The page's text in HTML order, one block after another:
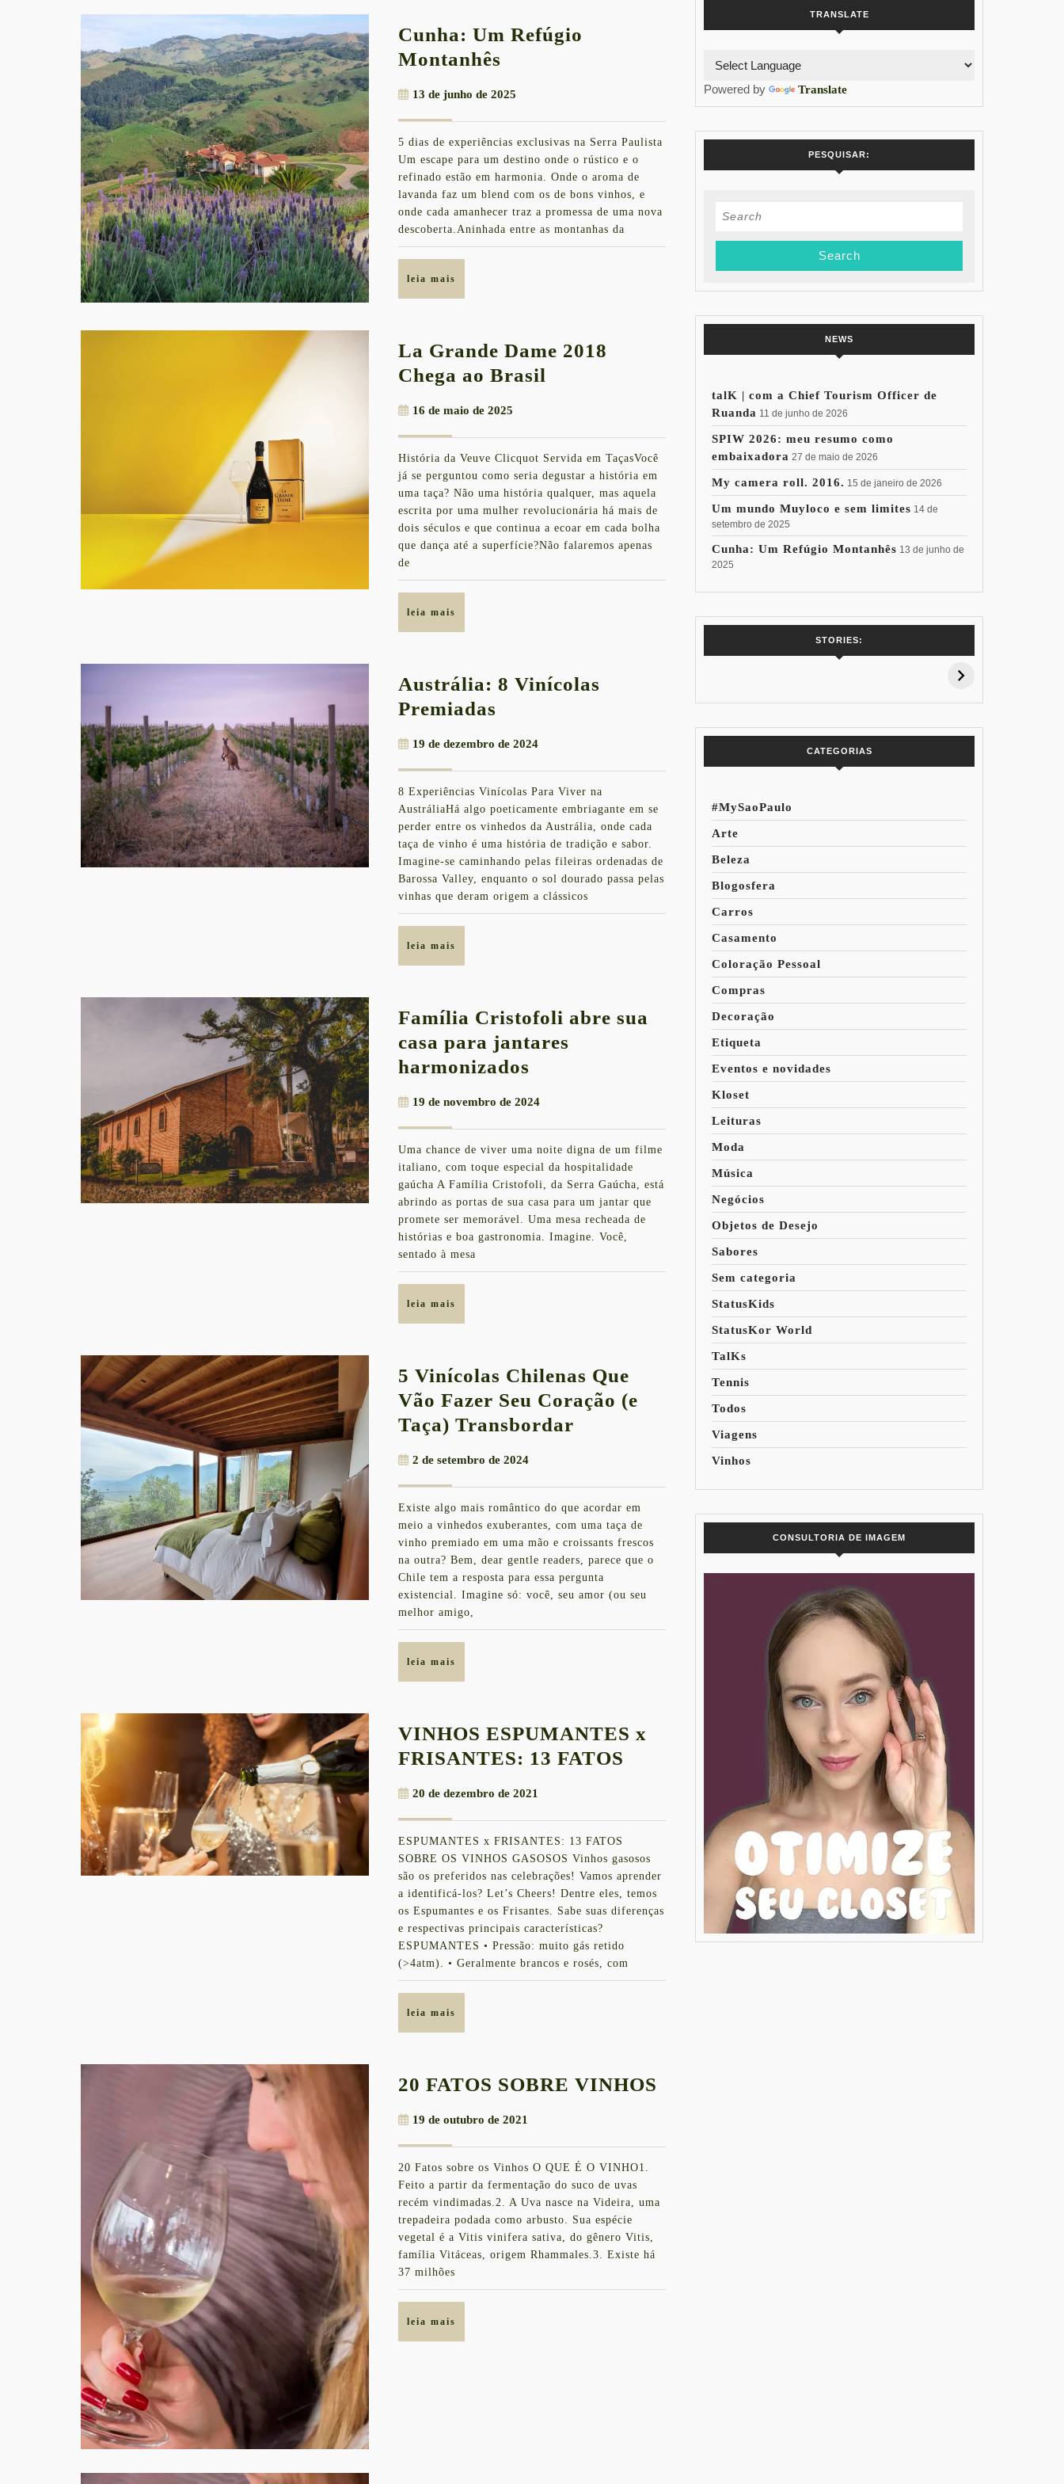
Cunha: Um Refúgio
Montanhês
Refúgio
Montanhês
13 de junho de 2025
de
2025
5 dias de experiências exclusivas na Serra Paulista
Um escape para um destino onde o rústico e o
refinado estão em harmonia. Onde o aroma de
lavanda faz um blend com os de bons vinhos, e
onde cada amanhecer traz a promessa de uma nova
descoberta.Aninhada entre as montanhas da
leia mais
La Grande Dame 2018
Chega ao Brasil
2018
Chega
ao
Brasil
16 de maio de 2025
de
2025
História da Veuve Clicquot Servida em TaçasVocê
já se perguntou como seria degustar a história em
uma taça? Não uma história qualquer, mas aquela
escrita por uma mulher revolucionária há mais de
dois séculos e que continua a ecoar em cada bolha
que dança até a superfície?Não falaremos apenas
de
leia mais
Austrália: 8 Vinícolas
Premiadas
Vinícolas
Premiadas
19 de dezembro de 202419
de
2024
8 Experiências Vinícolas Para Viver na
AustráliaHá algo poeticamente embriagante em se
perder entre os vinhedos da Austrália, onde cada
taça de vinho é uma história de tradição e sabor.
Imagine-se caminhando pelas fileiras ordenadas de
Barossa Valley, enquanto o sol dourado passa pelas
vinhas que deram origem a clássicos
leia mais
Família Cristofoli abre sua
casa para jantares
harmonizados
abre
sua
casa
para
jantares
harmonizados
19 de novembro de 202419
de
2024
Uma chance de viver uma noite digna de um filme
italiano, com toque especial da hospitalidade
gaúcha A Família Cristofoli, da Serra Gaúcha, está
abrindo as portas de sua casa para um jantar que
promete ser memorável. Uma mesa recheada de
histórias e boa gastronomia. Imagine. Você,
sentado à mesa
leia mais
5 Vinícolas Chilenas Que
Vão Fazer Seu Coração (e
Taça) Transbordar
Que
Vão
Fazer
Seu
Coração
Taça)
2 de setembro de 20242
de
2024
Existe algo mais romântico do que acordar em
meio a vinhedos exuberantes, com uma taça de
vinho premiado em uma mão e croissants frescos
na outra? Bem, dear gentle readers, parece que o
Chile tem a resposta para essa pergunta
existencial. Imagine só: você, seu amor (ou seu
melhor amigo,
leia mais
VINHOS ESPUMANTES x
FRISANTES: 13 FATOS
FRISANTES:
13
FATOS
20 de dezembro de 2021
de
2021
ESPUMANTES x FRISANTES: 13 FATOS
SOBRE OS VINHOS GASOSOS Vinhos gasosos
são os preferidos nas celebrações! Vamos aprender
a identificá-los? Let’s Cheers! Dentre eles, temos
os Espumantes e os Frisantes. Sabe suas diferenças
e respectivas principais características?
ESPUMANTES • Pressão: muito gás retido
(>4atm). • Geralmente brancos e rosés, com
leia mais
20 FATOS SOBRE VINHOS
VINHOS
19 de outubro de 2021
de
2021
20 Fatos sobre os Vinhos O QUE É O VINHO1.
Feito a partir da fermentação do suco de uvas
recém vindimadas.2. A Uva nasce na Videira, uma
trepadeira podada como arbusto. Sua espécie
vegetal é a Vitis vinifera sativa, do gênero Vitis,
família Vitáceas, origem Rhammales.3. Existe há
37 milhões
leia mais
TRANSLATE
Powered by Translate
PESQUISAR:
Search
NEWS
talK | com a Chief Tourism Officer de
Ruanda 11 de junho de 2026
SPIW 2026: meu resumo como
embaixadora 27 de maio de 2026
My camera roll. 2016. 15 de janeiro de 2026
Um mundo Muyloco e sem limites 14 de
setembro de 2025
Cunha: Um Refúgio Montanhês 13 de junho de
2025
STORIES:
7 Vinhos com +
15% de
Pessoal: Os
CATEGORIAS
#MySaoPaulo
Arte
Beleza
Blogosfera
Carros
Casamento
Coloração Pessoal
Compras
Decoração
Etiqueta
Eventos e novidades
Kloset
Leituras
Moda
Música
Negócios
Objetos de Desejo
Sabores
Sem categoria
StatusKids
StatusKor World
TalKs
Tennis
Todos
Viagens
Vinhos
CONSULTORIA DE IMAGEM